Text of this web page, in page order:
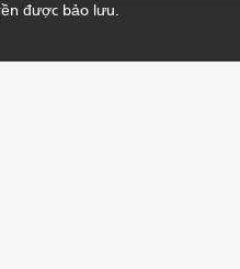
được bảo lưu.